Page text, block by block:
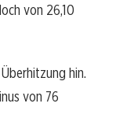
von 26,10
hin.
von 76